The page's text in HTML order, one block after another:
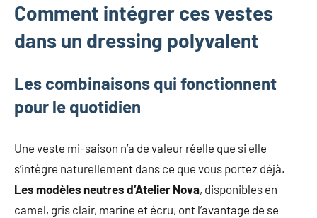
Comment intégrer ces vestes
dans un dressing polyvalent
Les combinaisons qui fonctionnent
pour le quotidien
Une veste mi-saison n’a de valeur réelle que si elle
s’intègre naturellement dans ce que vous portez déjà.
Les modèles neutres d’Atelier Nova, disponibles en
camel, gris clair, marine et écru, ont l’avantage de se